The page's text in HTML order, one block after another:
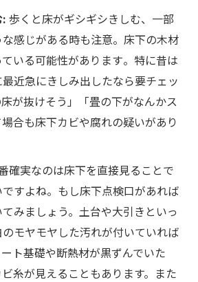
歩くと床がギシギシきしむ、一部
感じがある時も注意。床下の木材
いる可能性があります​。特に昔は
近急にきしみ出したなら要チェッ
が抜けそう」「畳の下がなんかス
合も床下カビや腐れの疑いがあり
確実なのは床下を直接見ることで
すよね。もし床下点検口があれば
みましょう。土台や大引きといっ
モヤモヤした汚れが付いていれば
ト基礎や断熱材が黒ずんでいた
糸が見えることもあります。また